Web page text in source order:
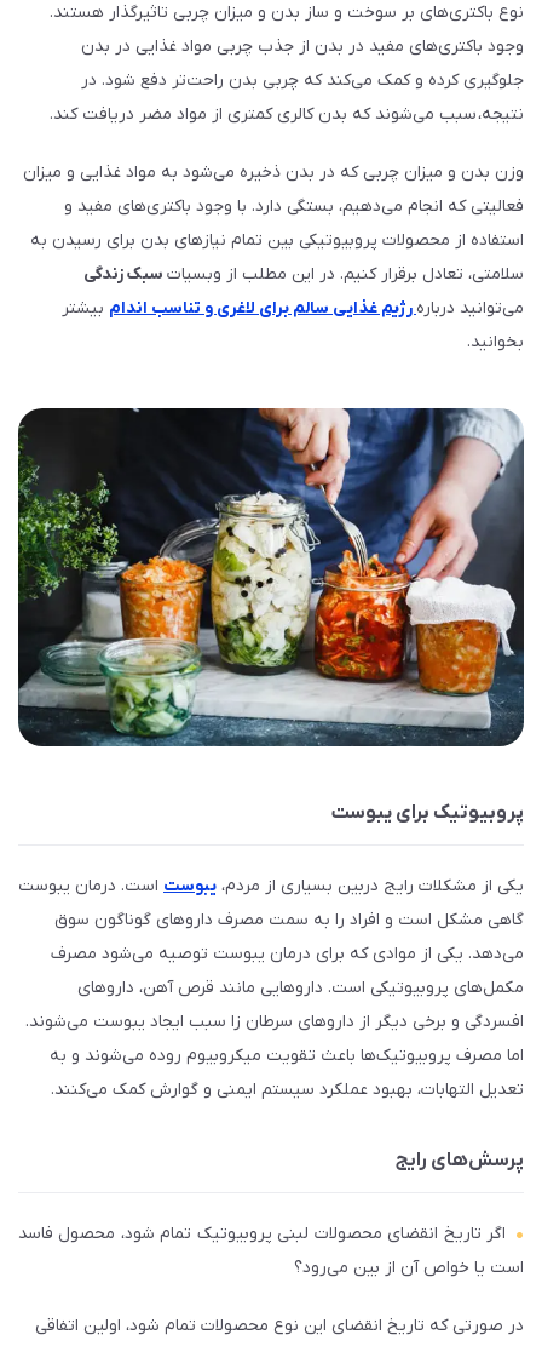
نوع باکتری‌های بر سوخت و ساز بدن و میزان چربی تاثیرگذار هستند.
وجود باکتری‌های مفید در بدن از جذب چربی مواد غذایی در بدن
جلوگیری کرده و کمک می‌کند که چربی بدن راحت‌تر دفع شود. در
نتیجه، سبب می‌شوند که بدن کالری کمتری از مواد مضر دریافت کند.
وزن بدن و میزان چربی که در بدن ذخیره می‌شود به مواد غذایی و میزان
فعالیتی که انجام می‌دهیم، بستگی دارد. با وجود باکتری‌های مفید و
استفاده از محصولات پروبیوتیکی بین تمام نیازهای بدن برای رسیدن به
سلامتی، تعادل برقرار کنیم. در این مطلب از وبسیات سبک زندگی
می‌توانید دربارهرژیم غذایی سالم برای لاغری و تناسب اندام بیشتر
بخوانید.
پروبیوتیک برای یبوست
یکی از مشکلات رایج دربین بسیاری از مردم، یبوست است. درمان یبوست
گاهی مشکل است و افراد را به سمت مصرف داروهای گوناگون سوق
می‌دهد. یکی از موادی که برای درمان یبوست توصیه می‌شود مصرف
مکمل‌های پروبیوتیکی است. داروهایی مانند قرص آهن، داروهای
افسردگی و برخی دیگر از داروهای سرطان زا سبب ایجاد یبوست می‌شوند.
اما مصرف پروبیوتیک‌ها باعث تقویت میکروبیوم روده می‌شوند و به
تعدیل التهابات، بهبود عملکرد سیستم ایمنی و گوارش کمک می‌کنند.
پرسش‌های رایج
اگر تاریخ انقضای محصولات لبنی پروبیوتیک تمام شود، محصول فاسد
است یا خواص آن از بین می‌رود؟
در صورتی که تاریخ انقضای این نوع محصولات تمام شود، اولین اتفاقی